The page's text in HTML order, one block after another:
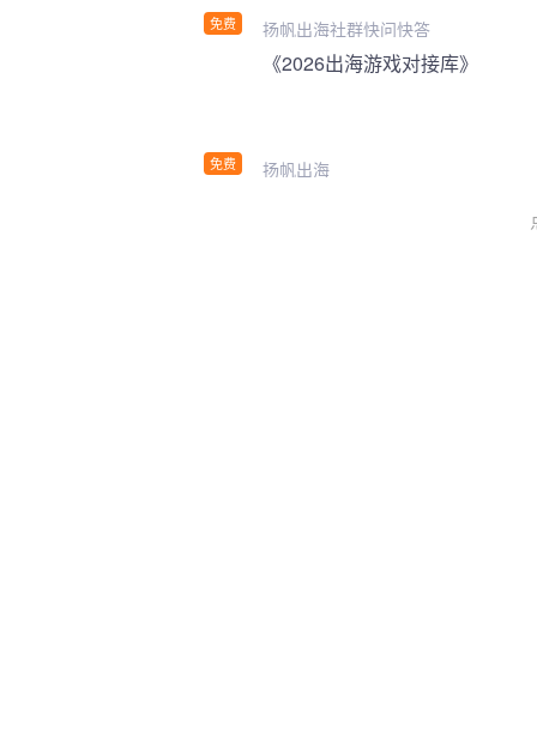
免费 扬帆出海社群快问快答
免费
《2026出海游戏对接库》
扬帆出海